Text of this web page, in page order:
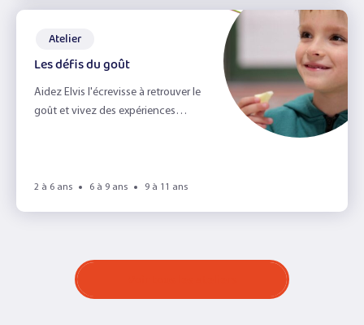
Atelier
Les défis du goût
Aidez Elvis l'écrevisse à retrouver le
goût et vivez des expériences
2 à 6 ans 6 à 9 ans 9 à 11 ans